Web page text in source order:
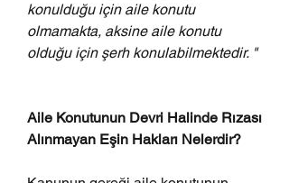
konulduğu için aile konutu
olmamakta, aksine aile konutu
olduğu için şerh konulabilmektedir. "
Aile Konutunun Devri Halinde Rızası
Alınmayan Eşin Hakları Nelerdir?